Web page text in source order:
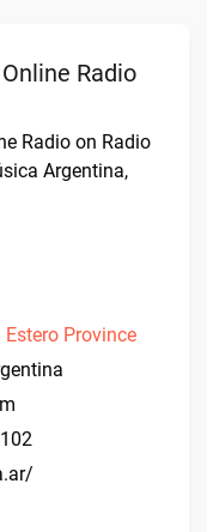
Radio
Radio on Radio
Argentina,
Province